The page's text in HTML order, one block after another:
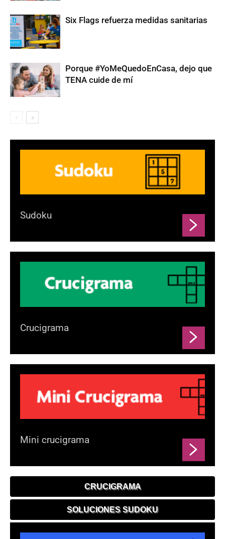
Six Flags refuerza medidas sanitarias
Porque #YoMeQuedoEnCasa, dejo que
TENA cuide de mí
Sudoku
Crucigrama
Mini crucigrama
CRUCIGRAMA
SOLUCIONES SUDOKU